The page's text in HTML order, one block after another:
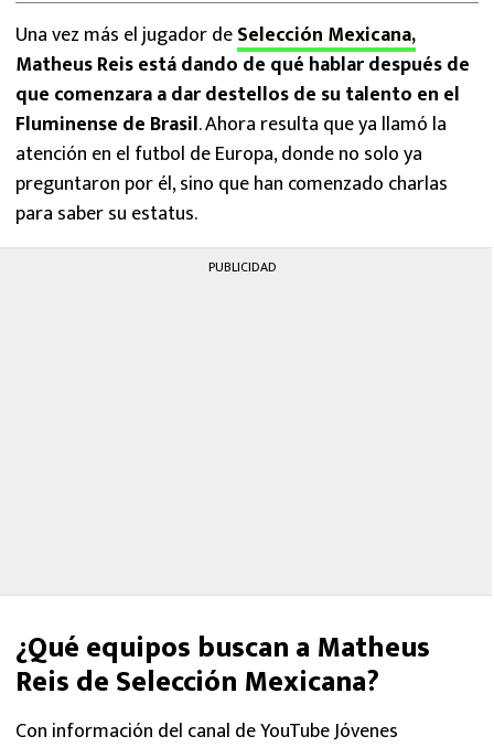
Una vez más el jugador deSelección Mexicana,
Matheus Reis está dando de qué hablar después de
que comenzara a dar destellos de su talento en el
Fluminense de Brasil. Ahora resulta que ya llamó la
atención en el futbol de Europa, donde no solo ya
preguntaron por él, sino que han comenzado charlas
para saber su estatus.
PUBLICIDAD
¿Qué equipos buscan a Matheus
Reis de Selección Mexicana?
Con información del canal de YouTube Jóvenes